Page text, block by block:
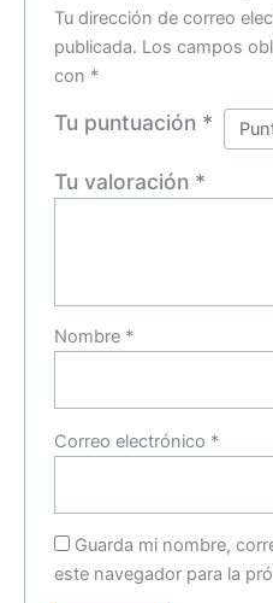
Tu dirección de correo
publicada. Los campos
con *
Tu puntuación *
Tu valoración *
Nombre *
Correo electrónico *
Guarda mi nombre,
este navegador para la